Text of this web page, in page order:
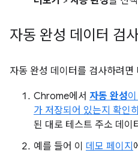
자동 완성 데이터 검
자동 완성 데이터를 검사하려면
Chrome에서 자동 완성
가 저장되어 있는지 확인
된 대로 테스트 주소 데이
예를 들어 이 데모 페이지